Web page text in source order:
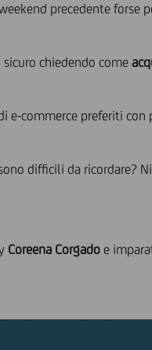
precedente forse
chiedendo come
commerce preferiti con
difficili da ricordare?
Coreena Corgado e